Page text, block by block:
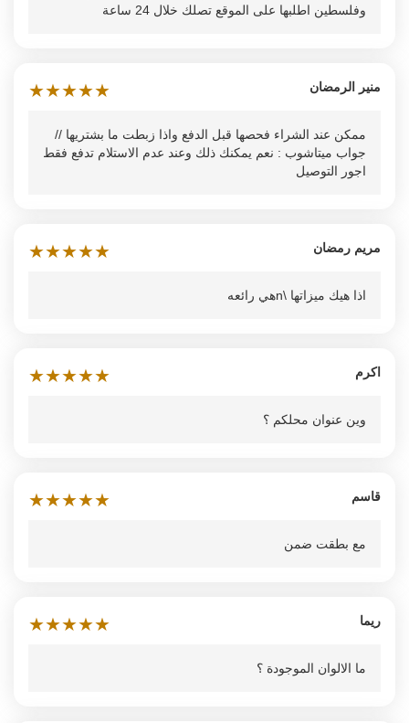
وفلسطين اطلبها على الموقع تصلك خلال 24 ساعة
منير الرمضان ★
★
★
★
★
ممكن عند الشراء فحصها قبل الدفع واذا زبطت ما بشتريها //
جواب ميتاشوب : نعم يمكنك ذلك وعند عدم الاستلام تدفع فقط
اجور التوصيل
مريم رمضان ★
★
★
★
★
اذا هيك ميزاتها \nهي رائعه
اكرم ★
★
★
★
★
وين عنوان محلكم ؟
قاسم ★
★
★
★
★
مع بطقت ضمن
ريما ★
★
★
★
★
ما الالوان الموجودة ؟